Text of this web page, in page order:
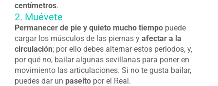
centímetros.
2. Muévete
Permanecer de pie y quieto mucho tiempo puede
cargar los músculos de las piernas y afectar a la
circulación; por ello debes alternar estos periodos, y,
por qué no, bailar algunas sevillanas para poner en
movimiento las articulaciones. Si no te gusta bailar,
puedes dar un paseíto por el Real.